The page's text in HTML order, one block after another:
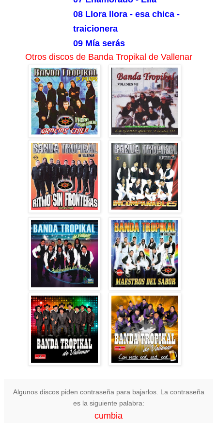
08 Llora llora - esa chica -
traicionera
09 Mía serás
Otros discos de Banda Tropikal de Vallenar
Algunos discos piden contraseña para bajarlos. La contraseña
es la siguiente palabra:
cumbia